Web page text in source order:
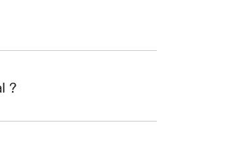
Étienne de Crécy,
Cette diversité illustre la
moment structurant pour la
?